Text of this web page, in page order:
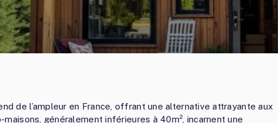
de l’ampleur en France, offrant une alternative attrayante aux
généralement inférieures à 40m², incarnent une